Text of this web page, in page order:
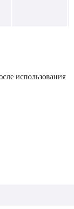
использования